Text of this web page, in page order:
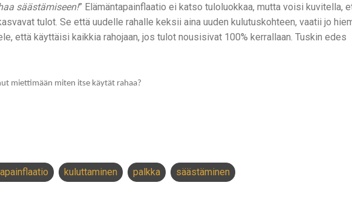
säästämiseen!” Elämäntapainflaatio ei katso tuloluokkaa, mutta voisi kuvitella,
tulot. Se että uudelle rahalle keksii aina uuden kulutuskohteen, vaatii jo
että käyttäisi kaikkia rahojaan, jos tulot nousisivat 100% kerrallaan. Tuskin edes
miettimään miten itse käytät rahaa?
kuluttaminen palkka säästäminen